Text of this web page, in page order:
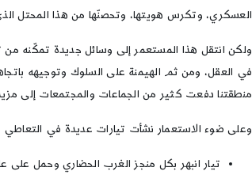
العسكري، وتكرس هويتها، وتحصنّها من هذا المحتل
ولكن انتقل هذا المستعمر إلى وسائل جديدة تمكّنه
في العقل، ومن ثم الهيمنة على السلوك وتوجيهه
منطقتنا دفعت كثير من الجماعات والمجتمعات إلى مزيد
وعلى ضوء الاستعمار نشأت تيارات عديدة في التعاطي
تيار انبهر بكل منجز الغرب الحضاري وحمل على